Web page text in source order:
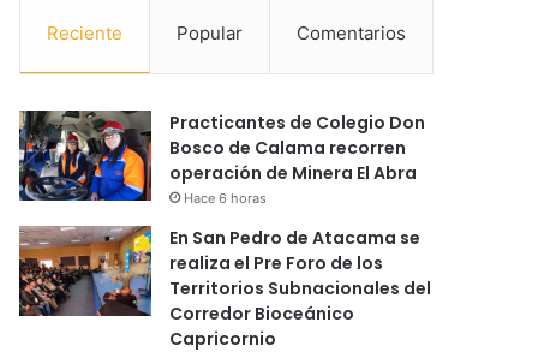
Reciente Popular Comentarios
Practicantes de Colegio Don
Bosco de Calama recorren
operación de Minera El Abra
Hace 6 horas
En San Pedro de Atacama se
realiza el Pre Foro de los
Territorios Subnacionales del
Corredor Bioceánico
Capricornio